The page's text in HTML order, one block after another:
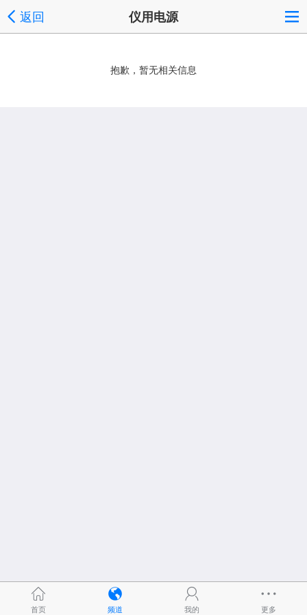
返回 仪用电源
抱歉，暂无相关信息
首页 频道 我的 更多